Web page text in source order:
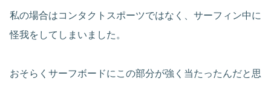
私の場合はコンタクトスポーツではなく、サーフィン中に
怪我をしてしまいました。
おそらくサーフボードにこの部分が強く当たったんだと思